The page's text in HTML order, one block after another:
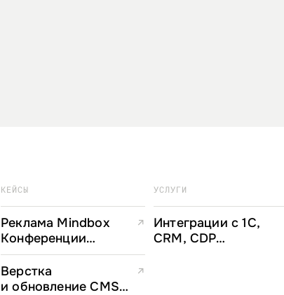
КЕЙСЫ
Реклама Mindbox
Конференции
в Telegram
↗
Верстка
и обновление CMS
↗
УСЛУГИ
Интеграции с 1С,
CRM, CDP